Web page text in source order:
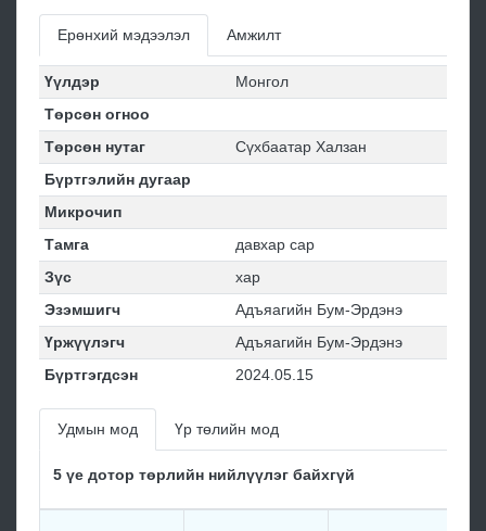
Ерөнхий мэдээлэл Амжилт
Үүлдэр
Монгол
Төрсөн огноо
Төрсөн нутаг
Сүхбаатар Халзан
Бүртгэлийн дугаар
Микрочип
Тамга
давхар сар
Зүс
хар
Эзэмшигч
Адъяагийн Бум-Эрдэнэ
Үржүүлэгч
Адъяагийн Бум-Эрдэнэ
Бүртгэгдсэн
2024.05.15
Удмын мод Үр төлийн мод
5 үе дотор төрлийн нийлүүлэг байхгүй